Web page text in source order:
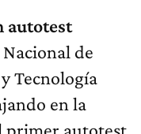
autotest
de
Tecnología
en la